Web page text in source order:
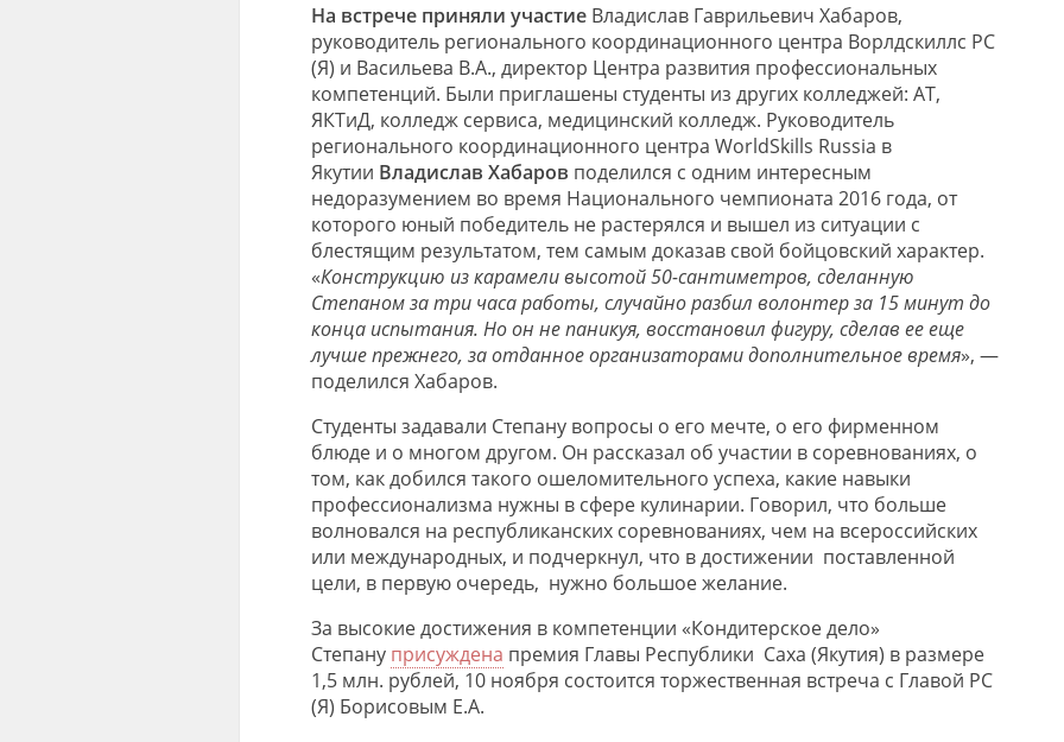
На встрече приняли участие Владислав Гаврильевич Хабаров,
руководитель регионального координационного центра Ворлдскиллс РС
(Я) и Васильева В.А., директор Центра развития профессиональных
компетенций. Были приглашены студенты из других колледжей: АТ,
ЯКТиД, колледж сервиса, медицинский колледж. Руководитель
регионального координационного центра WorldSkills Russia в
Якутии Владислав Хабаров поделился с одним интересным
недоразумением во время Национального чемпионата 2016 года, от
которого юный победитель не растерялся и вышел из ситуации с
блестящим результатом, тем самым доказав свой бойцовский характер.
«Конструкцию из карамели высотой 50-сантиметров, сделанную
Степаном за три часа работы, случайно разбил волонтер за 15 минут до
конца испытания. Но он не паникуя, восстановил фигуру, сделав ее еще
лучше прежнего, за отданное организаторами дополнительное время», —
поделился Хабаров.
Студенты задавали Степану вопросы о его мечте, о его фирменном
блюде и о многом другом. Он рассказал об участии в соревнованиях, о
том, как добился такого ошеломительного успеха, какие навыки
профессионализма нужны в сфере кулинарии. Говорил, что больше
волновался на республиканских соревнованиях, чем на всероссийских
или международных, и подчеркнул, что в достижении поставленной
цели, в первую очередь, нужно большое желание.
За высокие достижения в компетенции «Кондитерское дело»
Степану присуждена премия Главы Республики Саха (Якутия) в размере
1,5 млн. рублей, 10 ноября состоится торжественная встреча с Главой РС
(Я) Борисовым Е.А.